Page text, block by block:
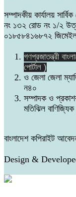
সম্পাদকীয় কার্যালয়
নং ১৩২ রোড নং ১/২
০১৮৫৮৪১৬৮৭২
গণপ্রজাতন্ত্রী
পোর্টাল )
ও জেলা জেলা
ন৪০
সম্পাদক ও
মতিঝিল
বাংলাদেশ কপিরাইট
Design &